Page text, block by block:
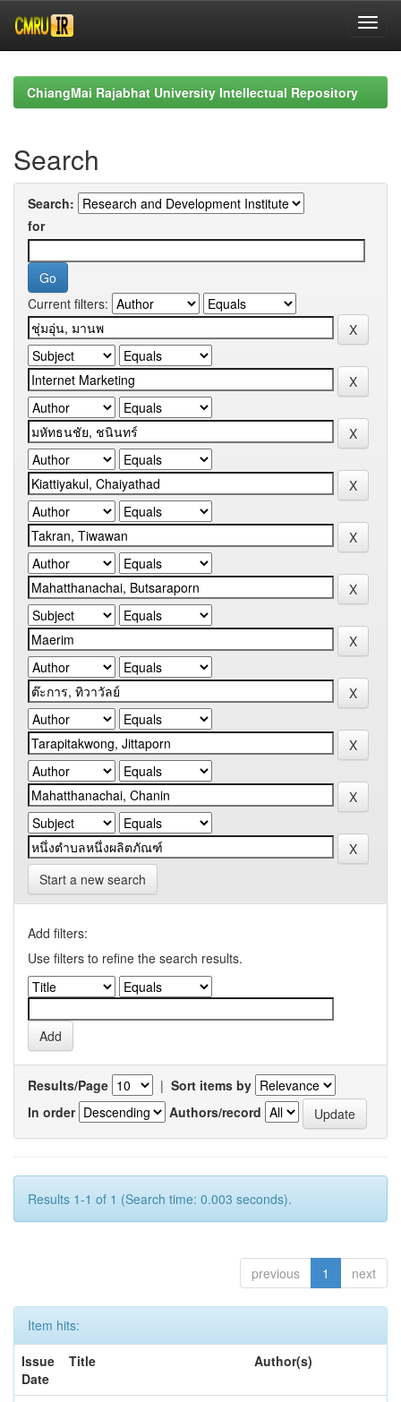
navigationChiangMai Rajabhat University Intellectual Repository
Search
Search:
for
Current filters:
Start a new search
Add filters:
Use filters to refine the search results.
Results/Page | Sort items by
In order
Authors/record
Results 1-1 of 1 (Search time: 0.003 seconds).
previous 1 next
Item hits:
Issue
Date
Title Author(s)